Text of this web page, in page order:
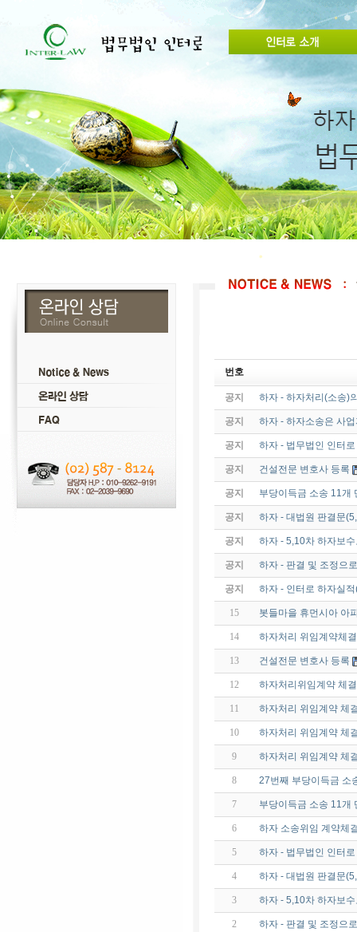
번호
공지 하자 - 하자처리(소송)
공지 하자 - 하자소송은 사
공지 하자 - 법무법인 인터
공지 건설전문 변호사 등록
공지 부당이득금 소송 11
공지 하자 - 대법원 판결문
공지 하자 - 5,10차 하자보
공지 하자 - 판결 및 조정으
공지 하자 - 인터로 하자실
15 봇들마을 휴먼시아 아
14 하자처리 위임계약체
13 건설전문 변호사 등록
12 하자처리위임계약 체
11 하자처리 위임계약 체
10 하자처리 위임계약 체
9 하자처리 위임계약 체
8 27번째 부당이득금 소
7 부당이득금 소송 11
6 하자 소송위임 계약체
5 하자 - 법무법인 인터
4 하자 - 대법원 판결문
3 하자 - 5,10차 하자보
2 하자 - 판결 및 조정으